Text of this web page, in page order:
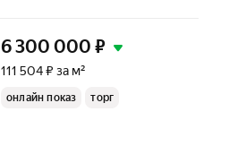
6 300 000 ₽
111 504 ₽ за м²
онлайн показ торг